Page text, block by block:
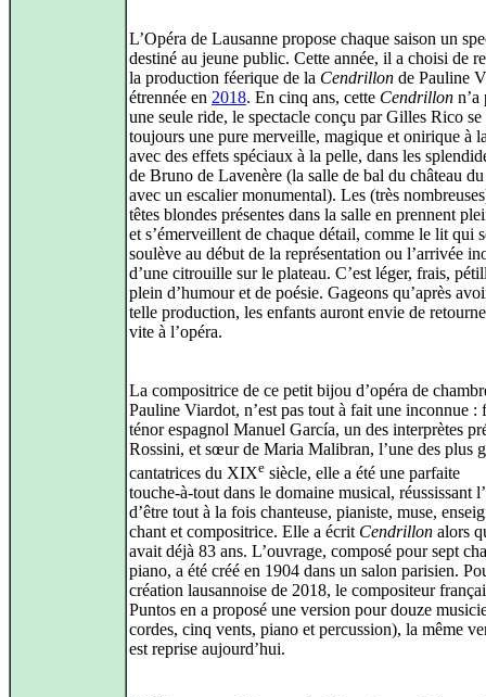
L’Opéra de Lausanne propose chaque saison un
destiné au jeune public. Cette année, il a choisi de
la production féerique de la Cendrillon de Pauline
étrennée en 2018. En cinq ans, cette Cendrillon n’a
une seule ride, le spectacle conçu par Gilles Rico se
toujours une pure merveille, magique et onirique à
avec des effets spéciaux à la pelle, dans les
de Bruno de Lavenère (la salle de bal du château
avec un escalier monumental). Les (très
têtes blondes présentes dans la salle en prennent
et s’émerveillent de chaque détail, comme le lit qui
soulève au début de la représentation ou l’arrivée
d’une citrouille sur le plateau. C’est léger, frais,
plein d’humour et de poésie. Gageons qu’après
telle production, les enfants auront envie de
vite à l’opéra.
La compositrice de ce petit bijou d’opéra de
Pauline Viardot, n’est pas tout à fait une inconnue :
ténor espagnol Manuel García, un des interprètes
Rossini, et sœur de Maria Malibran, l’une des plus
cantatrices du XIXe siècle, elle a été une parfaite
touche‑à‑tout dans le domaine musical, réussissant
d’être tout à la fois chanteuse, pianiste, muse,
chant et compositrice. Elle a écrit Cendrillon alors
avait déjà 83 ans. L’ouvrage, composé pour sept
piano, a été créé en 1904 dans un salon parisien.
création lausannoise de 2018, le compositeur
Puntos en a proposé une version pour douze
cordes, cinq vents, piano et percussion), la même
est reprise aujourd’hui.